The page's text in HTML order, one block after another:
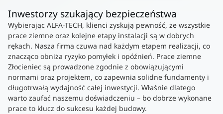
Inwestorzy szukający bezpieczeństwa
Wybierając ALFA-TECH, klienci zyskują pewność, że wszystkie
prace ziemne oraz kolejne etapy instalacji są w dobrych
rękach. Nasza firma czuwa nad każdym etapem realizacji, co
znacząco obniża ryzyko pomyłek i opóźnień. Prace ziemne
Złocieniec są prowadzone zgodnie z obowiązującymi
normami oraz projektem, co zapewnia solidne fundamenty i
długotrwałą wydajność całej inwestycji. Właśnie dlatego
warto zaufać naszemu doświadczeniu – bo dobrze wykonane
prace to klucz do sukcesu każdej budowy.